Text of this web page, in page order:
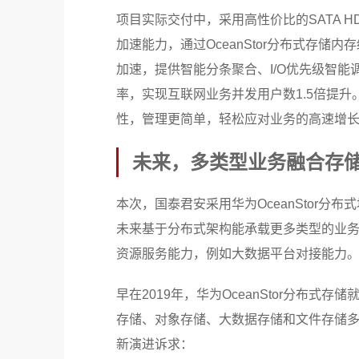
项目实际交付中，采用高性价比的SATA
加速能力，通过OceanStor分布式存储内
加速，提供智能分条聚合、I/O优先级智能
率，实现互联网业务并发用户数1.5倍提
性，管理更简单，轻松应对业务的高速增
未来，多类型业务融合存
本次，国泰君安采用华为OceanStor分布
未来基于分布式架构能承载更多类型的业
资源服务能力，例如大数据平台对接能力。
早在2019年，华为OceanStor分布式存储
存储、对象存储、大数据存储和文件存储
新演进诉求：